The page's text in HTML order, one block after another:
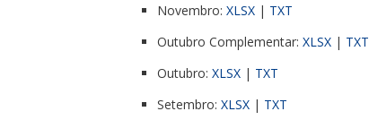
Novembro: XLSX | TXT
Outubro Complementar: XLSX | TXT
Outubro: XLSX | TXT
Setembro: XLSX | TXT